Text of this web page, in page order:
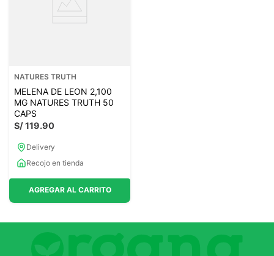
NATURES TRUTH
MELENA DE LEON 2,100
MG NATURES TRUTH 50
CAPS
S/119.90
Delivery
Recojo en tienda
AGREGAR AL CARRITO